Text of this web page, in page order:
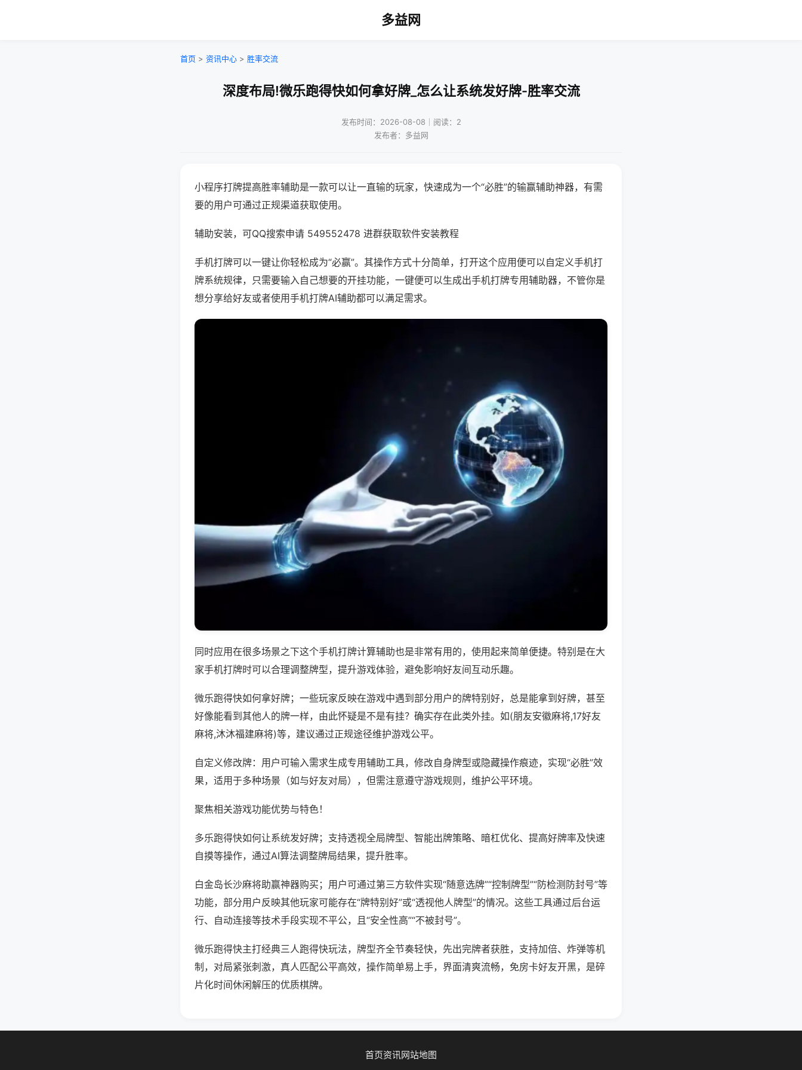
多益网
首页 > 资讯中心 > 胜率交流
深度布局!微乐跑得快如何拿好牌_怎么让系统发好牌-胜率交流
发布时间：2026-08-08｜阅读：2
发布者：多益网
小程序打牌提高胜率辅助是一款可以让一直输的玩家，快速成为一个“必胜”的输赢辅助神器，有需
要的用户可通过正规渠道获取使用。
辅助安装，可QQ搜索申请 549552478 进群获取软件安装教程
手机打牌可以一键让你轻松成为“必赢”。其操作方式十分简单，打开这个应用便可以自定义手机打
牌系统规律，只需要输入自己想要的开挂功能，一键便可以生成出手机打牌专用辅助器，不管你是
想分享给好友或者使用手机打牌AI辅助都可以满足需求。
同时应用在很多场景之下这个手机打牌计算辅助也是非常有用的，使用起来简单便捷。特别是在大
家手机打牌时可以合理调整牌型，提升游戏体验，避免影响好友间互动乐趣。
微乐跑得快如何拿好牌；一些玩家反映在游戏中遇到部分用户的牌特别好，总是能拿到好牌，甚至
好像能看到其他人的牌一样，由此怀疑是不是有挂？确实存在此类外挂。如(朋友安徽麻将,17好友
麻将,沐沐福建麻将)等，建议通过正规途径维护游戏公平。
自定义修改牌：用户可输入需求生成专用辅助工具，修改自身牌型或隐藏操作痕迹，实现“必胜”效
果，适用于多种场景（如与好友对局），但需注意遵守游戏规则，维护公平环境。
聚焦相关游戏功能优势与特色！
多乐跑得快如何让系统发好牌；支持透视全局牌型、智能出牌策略、暗杠优化、提高好牌率及快速
自摸等操作，通过AI算法调整牌局结果，提升胜率。
白金岛长沙麻将助赢神器购买；用户可通过第三方软件实现“随意选牌”“控制牌型”“防检测防封号”等
功能，部分用户反映其他玩家可能存在“牌特别好”或“透视他人牌型”的情况。这些工具通过后台运
行、自动连接等技术手段实现不平公，且“安全性高”“不被封号”。
微乐跑得快主打经典三人跑得快玩法，牌型齐全节奏轻快，先出完牌者获胜，支持加倍、炸弹等机
制，对局紧张刺激，真人匹配公平高效，操作简单易上手，界面清爽流畅，免房卡好友开黑，是碎
片化时间休闲解压的优质棋牌。
首页资讯网站地图